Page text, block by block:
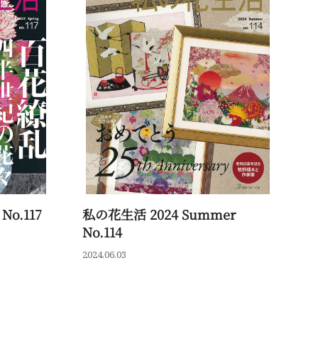
私の花生活 2024 Summer
No.114
2024.06.03